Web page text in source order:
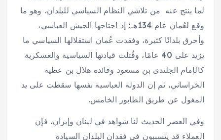
لما ينتج عنه من تلاشي النظام السياسي للبلدان، وهو ما
وقع لعُمان عام 134هـ؛ إذ اجتاحها الجيش العباسي،
وأحرق بلدانًا كثيرة، وفقدت عُمان استقلالها السياسي ما
يزيد على 40 عامًا، وقُتلت قيادتها السياسية والعسكرية
كالإمام الجلندى بن مسعود وقائده هلال بن عطية
الخراساني، ثم إن الدولة العباسية نفسها سقطت على يد
المغول عن طريق الطابور الخامس.
وفي العصر الحديث لنا شواهد في لبنان وإيران، فإن
العملاء قد يتسببون في فقدان البلدان السيادة